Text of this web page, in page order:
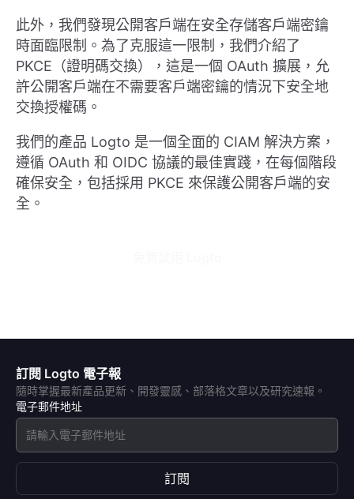
此外，我們發現公開客戶端在安全存儲客戶端密鑰
時面臨限制。為了克服這一限制，我們介紹了
PKCE（證明碼交換），這是一個 OAuth 擴展，允
許公開客戶端在不需要客戶端密鑰的情況下安全地
交換授權碼。
我們的產品 Logto 是一個全面的 CIAM 解決方案，
遵循 OAuth 和 OIDC 協議的最佳實踐，在每個階段
確保安全，包括採用 PKCE 來保護公開客戶端的安
全。
訂閱 Logto 電子報
隨時掌握最新產品更新、開發靈感、部落格文章以及研究速報。
電子郵件地址
訂閱